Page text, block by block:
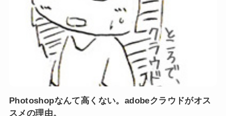
Photoshopなんて高くない。adobeクラウドがオス
スメの理由。